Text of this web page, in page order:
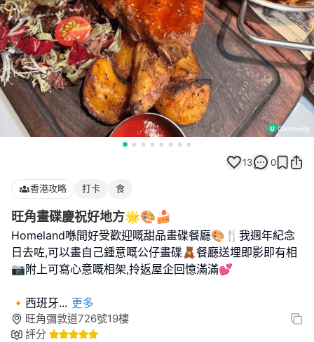
13 0
香港攻略 打卡 食
旺角畫碟慶祝好地方🌟🎨🍰
Homeland喺間好受歡迎嘅甜品畫碟餐廳🎨🍴我週年紀念
日去咗,可以畫自己鍾意嘅公仔畫碟🧸餐廳送埋即影即有相
📷附上可寫心意嘅相架,拎返屋企回憶滿滿💕
🔸西班牙... 更多
旺角彌敦道726號19樓
評分